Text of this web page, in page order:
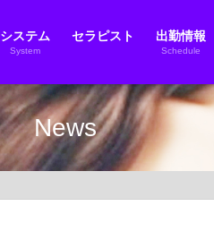
システム
System
セラピスト 出勤情報
Schedule
News